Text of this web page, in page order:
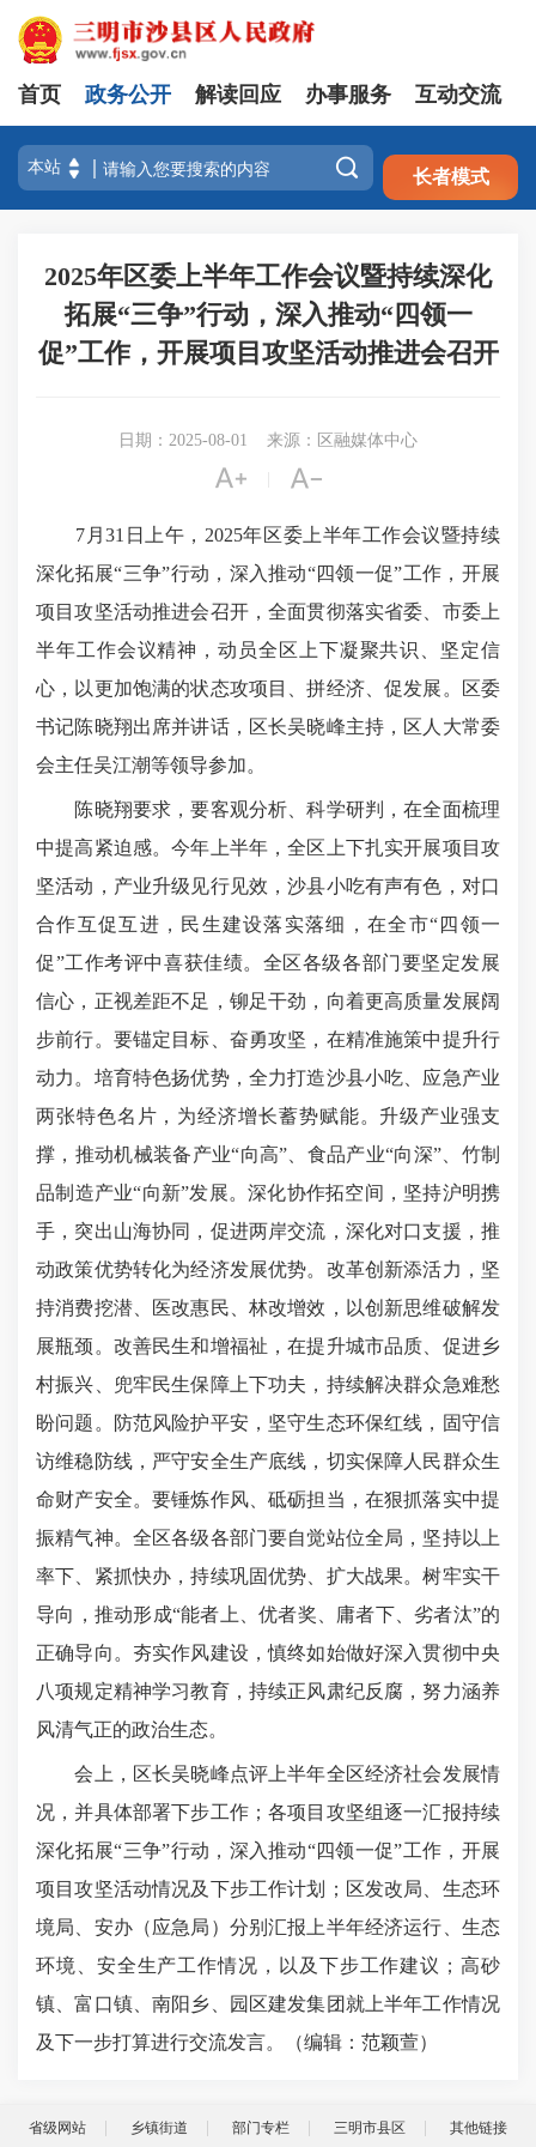
注册 登录
首页 政务公开 解读回应 办事服务 互动交流
 长者模式
2025年区委上半年工作会议暨持续深化
拓展“三争”行动，深入推动“四领一
促”工作，开展项目攻坚活动推进会召开
日期：2025-08-01 来源：区融媒体中心
 
7月31日上午，2025年区委上半年工作会议暨持续
深化拓展“三争”行动，深入推动“四领一促”工作，开展
项目攻坚活动推进会召开，全面贯彻落实省委、市委上
半年工作会议精神，动员全区上下凝聚共识、坚定信
心，以更加饱满的状态攻项目、拼经济、促发展。区委
书记陈晓翔出席并讲话，区长吴晓峰主持，区人大常委
会主任吴江潮等领导参加。
陈晓翔要求，要客观分析、科学研判，在全面梳理
中提高紧迫感。今年上半年，全区上下扎实开展项目攻
坚活动，产业升级见行见效，沙县小吃有声有色，对口
合作互促互进，民生建设落实落细，在全市“四领一
促”工作考评中喜获佳绩。全区各级各部门要坚定发展
信心，正视差距不足，铆足干劲，向着更高质量发展阔
步前行。要锚定目标、奋勇攻坚，在精准施策中提升行
动力。培育特色扬优势，全力打造沙县小吃、应急产业
两张特色名片，为经济增长蓄势赋能。升级产业强支
撑，推动机械装备产业“向高”、食品产业“向深”、竹制
品制造产业“向新”发展。深化协作拓空间，坚持沪明携
手，突出山海协同，促进两岸交流，深化对口支援，推
动政策优势转化为经济发展优势。改革创新添活力，坚
持消费挖潜、医改惠民、林改增效，以创新思维破解发
展瓶颈。改善民生和增福祉，在提升城市品质、促进乡
村振兴、兜牢民生保障上下功夫，持续解决群众急难愁
盼问题。防范风险护平安，坚守生态环保红线，固守信
访维稳防线，严守安全生产底线，切实保障人民群众生
命财产安全。要锤炼作风、砥砺担当，在狠抓落实中提
振精气神。全区各级各部门要自觉站位全局，坚持以上
率下、紧抓快办，持续巩固优势、扩大战果。树牢实干
导向，推动形成“能者上、优者奖、庸者下、劣者汰”的
正确导向。夯实作风建设，慎终如始做好深入贯彻中央
八项规定精神学习教育，持续正风肃纪反腐，努力涵养
风清气正的政治生态。
会上，区长吴晓峰点评上半年全区经济社会发展情
况，并具体部署下步工作；各项目攻坚组逐一汇报持续
深化拓展“三争”行动，深入推动“四领一促”工作，开展
项目攻坚活动情况及下步工作计划；区发改局、生态环
境局、安办（应急局）分别汇报上半年经济运行、生态
环境、安全生产工作情况，以及下步工作建议；高砂
镇、富口镇、南阳乡、园区建发集团就上半年工作情况
及下一步打算进行交流发言。（编辑：范颖萱）
省级网站 乡镇街道 部门专栏 三明市县区 其他链接